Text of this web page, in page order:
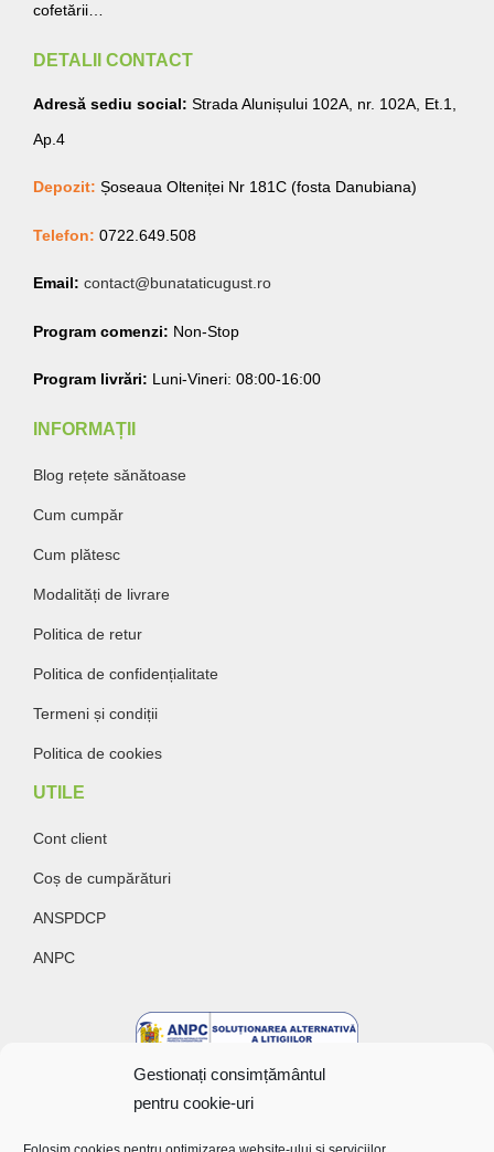
Gestionați consimțământul
pentru cookie-uri
cofetării…
DETALII CONTACT
Adresă sediu social: Strada Alunișului 102A, nr. 102A, Et.1,
Ap.4
Depozit: Șoseaua Olteniței Nr 181C (fosta Danubiana)
Telefon: 0722.649.508
Email: contact@bunataticugust.ro
Program comenzi: Non-Stop
Program livrări: Luni-Vineri: 08:00-16:00
INFORMAȚII
Blog rețete sănătoase
Cum cumpăr
Cum plătesc
Modalități de livrare
Politica de retur
Politica de confidențialitate
Termeni și condiții
Politica de cookies
UTILE
Cont client
Coș de cumpărături
ANSPDCP
ANPC